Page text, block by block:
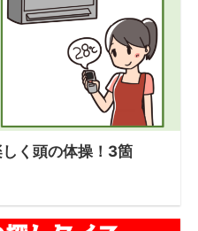
しく頭の体操！3箇